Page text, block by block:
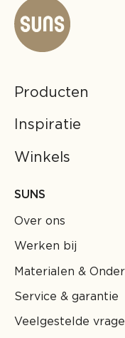
Producten
Inspiratie
Winkels
SUNS
Over ons
Werken bij
Materialen &
Service & garantie
Veelgestelde